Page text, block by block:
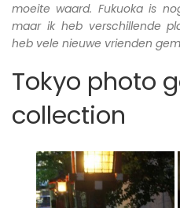
moeite waard. Fukuoka is
maar ik heb verschillende
heb vele nieuwe vrienden
Tokyo photo
collection